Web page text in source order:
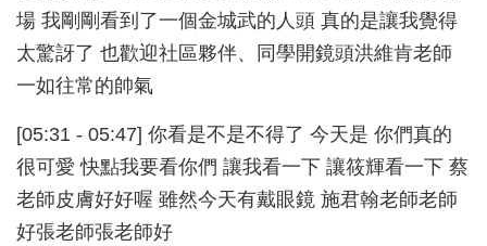
場 我剛剛看到了一個金城武的人頭 真的是讓我覺得
太驚訝了 也歡迎社區夥伴、同學開鏡頭洪維肯老師
一如往常的帥氣
[05:31 - 05:47] 你看是不是不得了 今天是 你們真的
很可愛 快點我要看你們 讓我看一下 讓筱輝看一下 蔡
老師皮膚好好喔 雖然今天有戴眼鏡 施君翰老師老師
好張老師張老師好